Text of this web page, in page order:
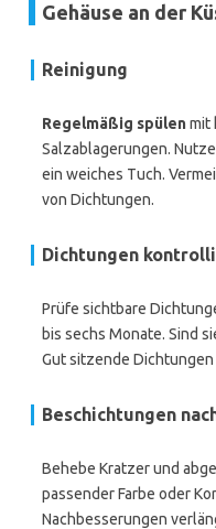
Gehäuse an der
Reinigung
Regelmäßig spülenmit
Salzablagerungen.
ein weiches Tuch.
von Dichtungen.
Dichtungen
Prüfe sichtbare
bis sechs Monate. Sind
Gut sitzende
Beschichtungen
Behebe Kratzer und
passender Farbe oder
Nachbesserungen